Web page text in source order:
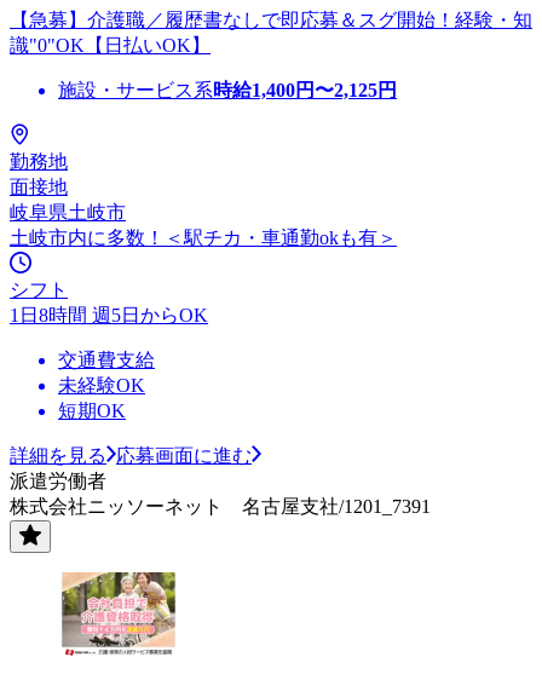
【急募】介護職／履歴書なしで即応募＆スグ開始！経験・知
識"0"OK【日払いOK】
施設・サービス系時給1,400円〜2,125円
勤務地
面接地
岐阜県土岐市
土岐市内に多数！＜駅チカ・車通勤okも有＞
シフト
1日8時間 週5日からOK
交通費支給
未経験OK
短期OK
詳細を見る
応募画面に進む
派遣労働者
株式会社ニッソーネット 名古屋支社/1201_7391